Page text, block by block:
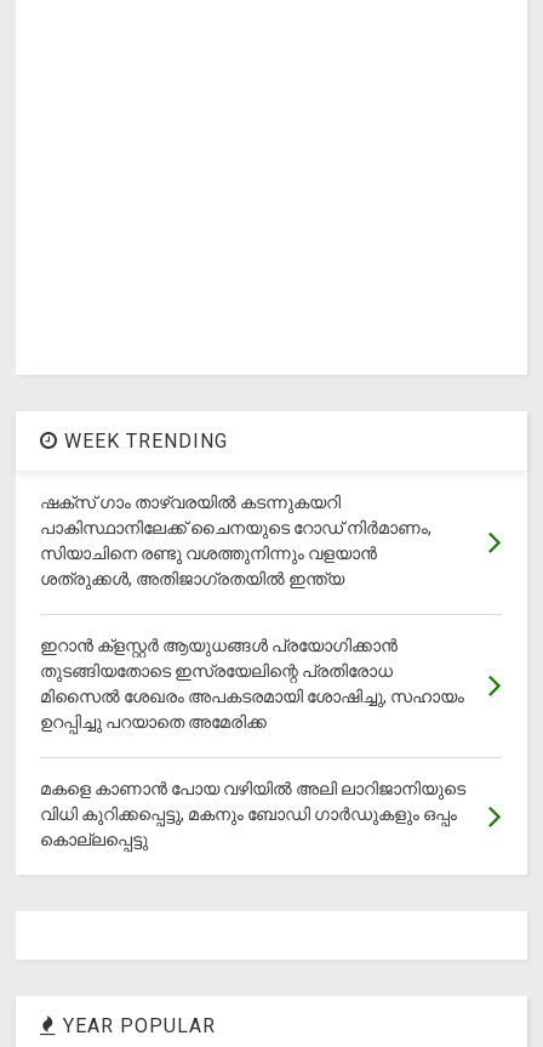
WEEK TRENDING
ഷക്സ് ​ഗാം താഴ്‌വരയിൽ കടന്നുകയറി
പാകിസ്ഥാനിലേക്ക് ചൈനയുടെ റോഡ് നിർമാണം,
സിയാചിനെ രണ്ടു വശത്തുനിന്നും വളയാൻ
ശത്രുക്കൾ, അതിജാ​ഗ്രതയിൽ ഇന്ത്യ
ഇറാന്‍ ക്‌ളസ്റ്റര്‍ ആയുധങ്ങള്‍ പ്രയോഗിക്കാന്‍
തുടങ്ങിയതോടെ ഇസ്രയേലിന്റെ പ്രതിരോധ
മിസൈല്‍ ശേഖരം അപകടരമായി ശോഷിച്ചു, സഹായം
ഉറപ്പിച്ചു പറയാതെ അമേരിക്ക
മകളെ കാണാന്‍ പോയ വഴിയില്‍ അലി ലാറിജാനിയുടെ
വിധി കുറിക്കപ്പെട്ടു, മകനും ബോഡി ഗാര്‍ഡുകളും ഒപ്പം
കൊല്ലപ്പെട്ടു
YEAR POPULAR